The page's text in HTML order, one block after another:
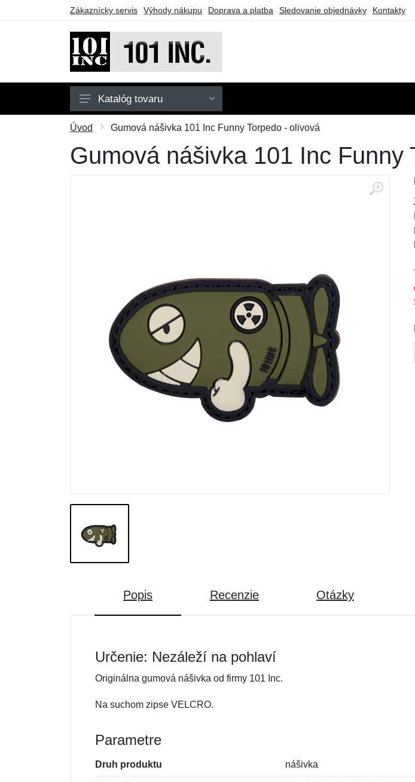
Zákaznícky servis Výhody nákupu Doprava a platba Sledovanie objednávky Kontakty
Pánske
Detské
Katalóg tovaru
Úvod Gumová nášivka 101 Inc Funny Torpedo - olivová
Gumová nášivka 101 Inc Funny
Popis Recenzie Otázky
Určenie: Nezáleží na pohlaví
Originálna gumová nášivka od firmy 101 Inc.
Na suchom zipse VELCRO.
Parametre
Druh produktu nášivka